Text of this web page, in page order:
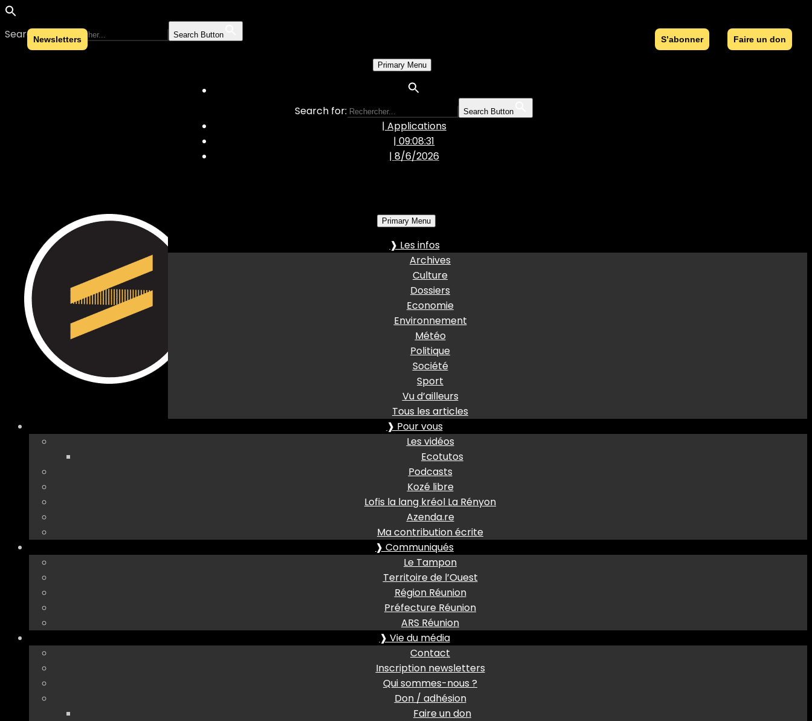
Search for: Search Button
Skip to content
Primary Menu
Search for: Search Button
| Applications
| 09:08:33
| 8/6/2026
Primary Menu
❱ Les infos
Archives
Culture
Dossiers
Economie
Environnement
Météo
Politique
Société
Sport
Vu d’ailleurs
Tous les articles
❱ Pour vous
Les vidéos
Ecotutos
Podcasts
Kozé libre
Lofis la lang kréol La Rényon
Azenda.re
Ma contribution écrite
❱ Communiqués
Le Tampon
Territoire de l’Ouest
Région Réunion
Préfecture Réunion
ARS Réunion
❱ Vie du média
Contact
Inscription newsletters
Qui sommes-nous ?
Don / adhésion
Faire un don
S’abonner Faire un don
Newsletters